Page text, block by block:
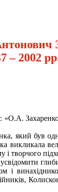
– 2002
був
творчого
і